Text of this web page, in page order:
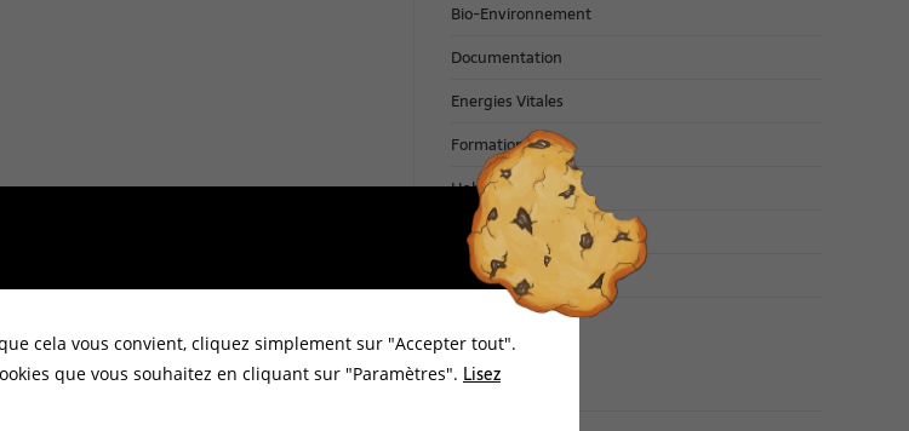
Bio-Environnement
Documentation
Energies Vitales
Formations
Habitat Santé
Non classé
Philosophie
Archives :
cela vous convient, cliquez simplement sur "Accepter tout".
que vous souhaitez en cliquant sur "Paramètres". Lisez